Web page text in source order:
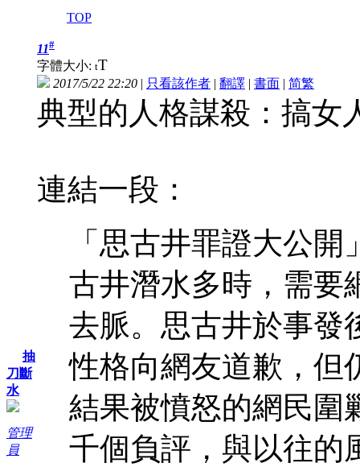
TOP
抽
刀斷
水
管理
員
11#
字體大小: tT
2017/5/22 22:20 | 只看該作者 | 翻譯 | 書面 | 简繁
典型的人格謀殺：搞女
連結一段：
「思古井罪證大公
古井潛水多時，需要
去脈。思古井於事發
性格向網友道歉，但
結果被憤怒的網民圍
千個負評，與以往的